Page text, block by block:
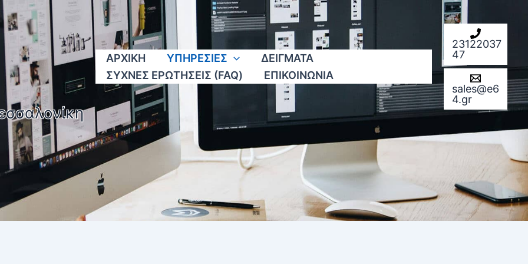
ΑΡΧΙΚΗ ΥΠΗΡΕΣΙΕΣ
ΔΕΙΓΜΑΤΑ
ΣΥΧΝΕΣ ΕΡΩΤΗΣΕΙΣ (FAQ)
ΕΠΙΚΟΙΝΩΝΙΑ
23122037
47
sales@e6
4.gr